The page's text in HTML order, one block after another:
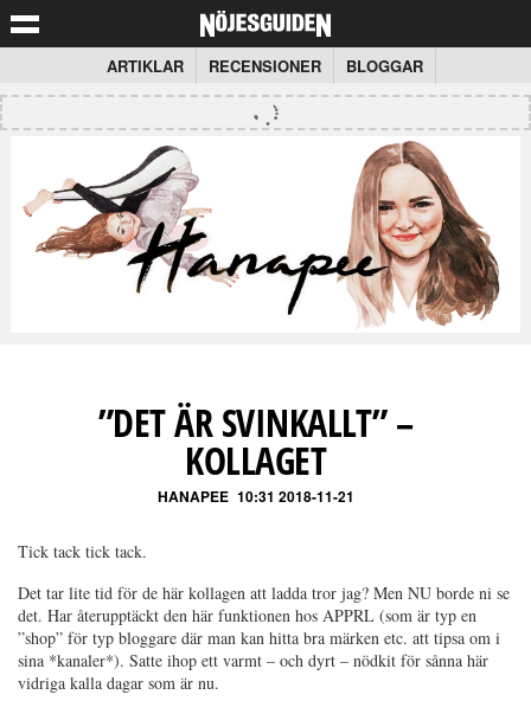
ARTIKLAR RECENSIONER BLOGGAR
”DET ÄR SVINKALLT” –
KOLLAGET
HANAPEE 10:31 2018-11-21
Tick tack tick tack.
Det tar lite tid för de här kollagen att ladda tror jag? Men NU borde ni se
det. Har återupptäckt den här funktionen hos APPRL (som är typ en
”shop” för typ bloggare där man kan hitta bra märken etc. att tipsa om i
sina *kanaler*). Satte ihop ett varmt – och dyrt – nödkit för sånna här
vidriga kalla dagar som är nu.